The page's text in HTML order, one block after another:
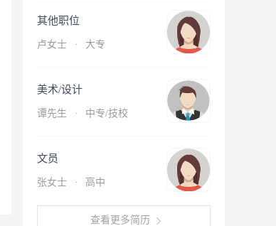
其他职位
卢女士 · 大专
美术/设计
谭先生 · 中专/技校
文员
张女士 · 高中
查看更多简历